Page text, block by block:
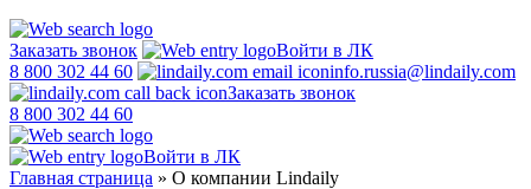
Заказать звонок
Войти в ЛК
8 800 302 44 60
info.russia@lindaily.com
Заказать звонок
8 800 302 44 60
Войти в ЛК
Главная страница » О компании Lindaily